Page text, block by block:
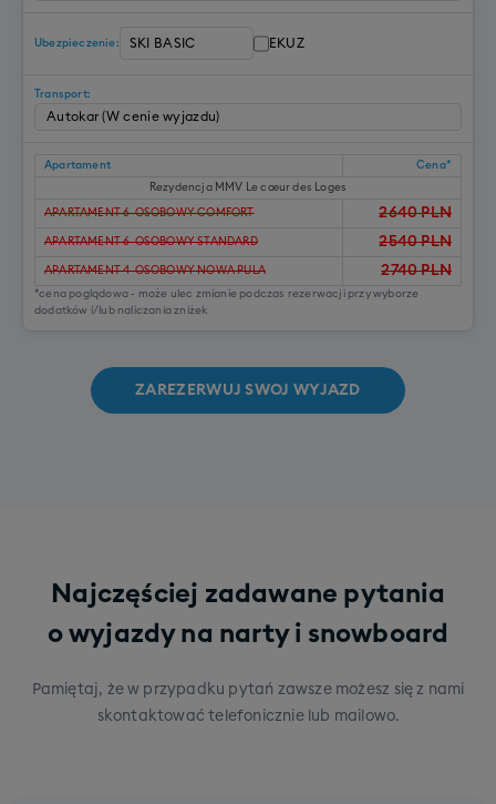
Ubezpieczenie: EKUZ
Transport:
Apartament
Cena*
Rezydencja MMV Le cœur des Loges
APARTAMENT 6-OSOBOWY COMFORT 2640PLN
APARTAMENT 6-OSOBOWY STANDARD 2540PLN
APARTAMENT 4-OSOBOWY NOWA PULA 2740PLN
*cena poglądowa - może ulec zmianie podczas rezerwacji przy wyborze
dodatków i/lub naliczania zniżek
ZAREZERWUJ SWOJ WYJAZD
Najczęściej zadawane pytania
o wyjazdy na narty i snowboard
Pamiętaj, że w przypadku pytań zawsze możesz się z nami
skontaktować telefonicznie lub mailowo.